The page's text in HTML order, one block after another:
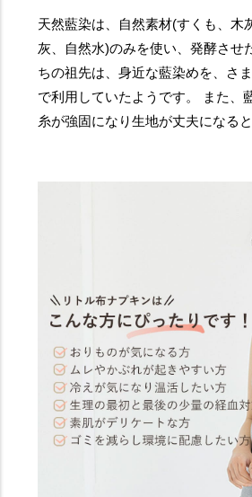
天然藍染は、自然素材(すくも、木
灰、自然水)のみを使い、発酵させ
ちの祖先は、身近な藍染めを、さ
で利用していたようです。 また、
糸が強固になり生地が丈夫になる